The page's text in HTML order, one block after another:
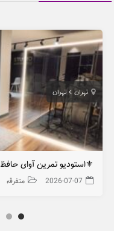
تهران تهران
⚜️استودیو تمرین آوای حافظ
2026-07-07 متفرقه